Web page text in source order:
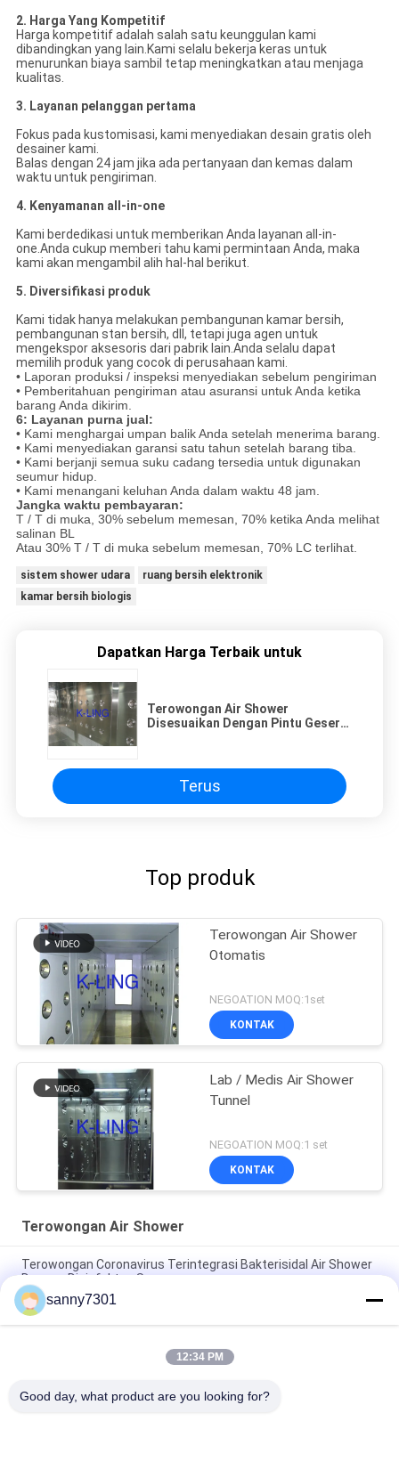
2. Harga Yang Kompetitif
Harga kompetitif adalah salah satu keunggulan kami
dibandingkan yang lain.Kami selalu bekerja keras untuk
menurunkan biaya sambil tetap meningkatkan atau menjaga
kualitas.
3. Layanan pelanggan pertama
Fokus pada kustomisasi, kami menyediakan desain gratis oleh
desainer kami.
Balas dengan 24 jam jika ada pertanyaan dan kemas dalam
waktu untuk pengiriman.
4. Kenyamanan all-in-one
Kami berdedikasi untuk memberikan Anda layanan all-in-
one.Anda cukup memberi tahu kami permintaan Anda, maka
kami akan mengambil alih hal-hal berikut.
5. Diversifikasi produk
Kami tidak hanya melakukan pembangunan kamar bersih,
pembangunan stan bersih, dll, tetapi juga agen untuk
mengekspor aksesoris dari pabrik lain.Anda selalu dapat
memilih produk yang cocok di perusahaan kami.
• Laporan produksi / inspeksi menyediakan sebelum pengiriman
• Pemberitahuan pengiriman atau asuransi untuk Anda ketika
barang Anda dikirim.
6: Layanan purna jual:
• Kami menghargai umpan balik Anda setelah menerima barang.
• Kami menyediakan garansi satu tahun setelah barang tiba.
• Kami berjanji semua suku cadang tersedia untuk digunakan
seumur hidup.
• Kami menangani keluhan Anda dalam waktu 48 jam.
Jangka waktu pembayaran:
T / T di muka, 30% sebelum memesan, 70% ketika Anda melihat
salinan BL
Atau 30% T / T di muka sebelum memesan, 70% LC terlihat.
sistem shower udara
ruang bersih elektronik
kamar bersih biologis
Dapatkan Harga Terbaik untuk
Terowongan Air Shower
Disesuaikan Dengan Pintu Geser
Terus
Top produk
Terowongan Air Shower
Otomatis
NEGOATION MOQ:1set
KONTAK
Lab / Medis Air Shower
Tunnel
NEGOATION MOQ:1 set
KONTAK
Terowongan Air Shower
Terowongan Coronavirus Terintegrasi Bakterisidal Air Shower
Dengan Disinfektan Spary
Barang Pintu Induksi Otomatis Air Shower Tunnel Three -
Sided Customizable
Pintu shower air geser pintu otomatis dengan dinding dilapisi
sanny7301
12:34 PM
Good day, what product are you looking for?